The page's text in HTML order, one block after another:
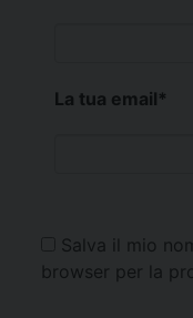
La tua email*
Salva il mio
browser per la